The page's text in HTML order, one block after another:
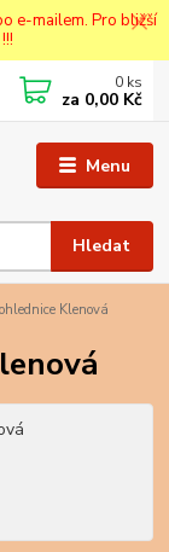
e-mailem. Pro bližší
Menu
Hledat
0 ks
za 0,00 Kč
Klenová